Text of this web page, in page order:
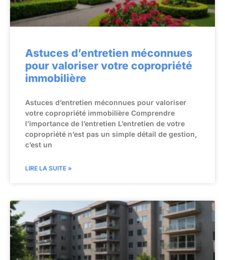
Astuces d’entretien méconnues
pour valoriser votre copropriété
immobilière
Astuces d’entretien méconnues pour valoriser
votre copropriété immobilière Comprendre
l’importance de l’entretien L’entretien de votre
copropriété n’est pas un simple détail de gestion,
c’est un
LIRE LA SUITE »